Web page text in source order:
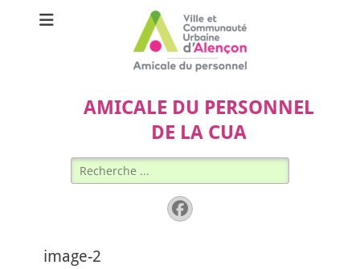
AMICALE DU PERSONNEL
DE LA CUA
Rechercher :
Facebook
image-2